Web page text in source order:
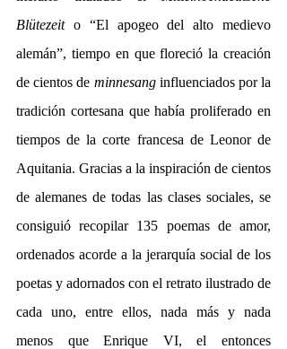
Blütezeit o “El apogeo del alto medievo
alemán”, tiempo en que floreció la creación
de cientos de minnesang influenciados por la
tradición cortesana que había proliferado en
tiempos de la corte francesa de Leonor de
Aquitania. Gracias a la inspiración de cientos
de alemanes de todas las clases sociales, se
consiguió recopilar 135 poemas de amor,
ordenados acorde a la jerarquía social de los
poetas y adornados con el retrato ilustrado de
cada uno, entre ellos, nada más y nada
menos que Enrique VI, el entonces